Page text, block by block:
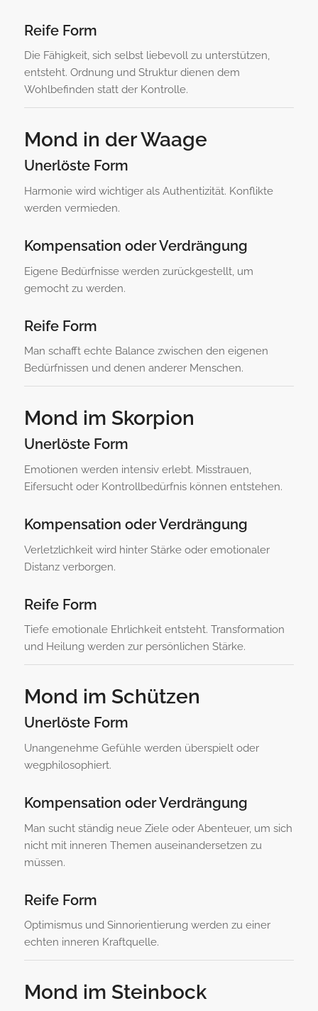
Reife Form
Die Fähigkeit, sich selbst liebevoll zu unterstützen,
entsteht. Ordnung und Struktur dienen dem
Wohlbefinden statt der Kontrolle.
Mond in der Waage
Unerlöste Form
Harmonie wird wichtiger als Authentizität. Konflikte
werden vermieden.
Kompensation oder Verdrängung
Eigene Bedürfnisse werden zurückgestellt, um
gemocht zu werden.
Reife Form
Man schafft echte Balance zwischen den eigenen
Bedürfnissen und denen anderer Menschen.
Mond im Skorpion
Unerlöste Form
Emotionen werden intensiv erlebt. Misstrauen,
Eifersucht oder Kontrollbedürfnis können entstehen.
Kompensation oder Verdrängung
Verletzlichkeit wird hinter Stärke oder emotionaler
Distanz verborgen.
Reife Form
Tiefe emotionale Ehrlichkeit entsteht. Transformation
und Heilung werden zur persönlichen Stärke.
Mond im Schützen
Unerlöste Form
Unangenehme Gefühle werden überspielt oder
wegphilosophiert.
Kompensation oder Verdrängung
Man sucht ständig neue Ziele oder Abenteuer, um sich
nicht mit inneren Themen auseinandersetzen zu
müssen.
Reife Form
Optimismus und Sinnorientierung werden zu einer
echten inneren Kraftquelle.
Mond im Steinbock